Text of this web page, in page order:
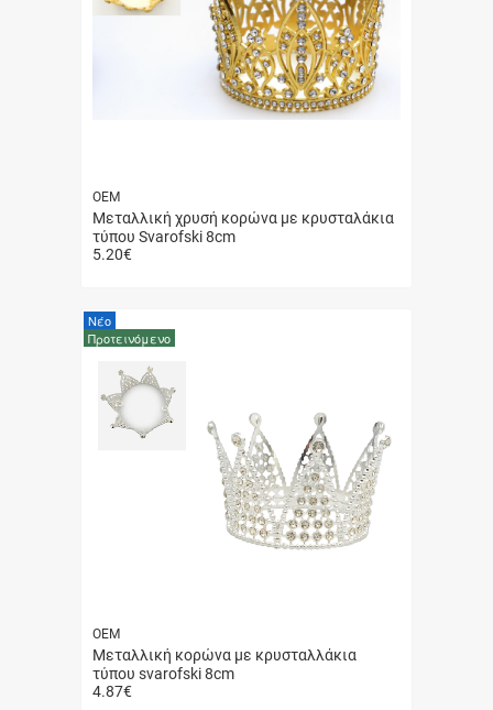
ΟΕΜ
Μεταλλική χρυσή κορώνα με κρυσταλάκια
τύπου Svarofski 8cm
5.20€
ΟΕΜ
Μεταλλική κορώνα με κρυσταλλάκια
τύπου svarofski 8cm
4.87€
Νέο
Προτεινόμενο